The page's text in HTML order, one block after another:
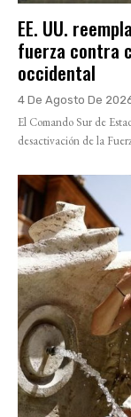
EE. UU.
fuerza contra
occidental
4 De Agosto De
El Comando Sur de
desactivación de la